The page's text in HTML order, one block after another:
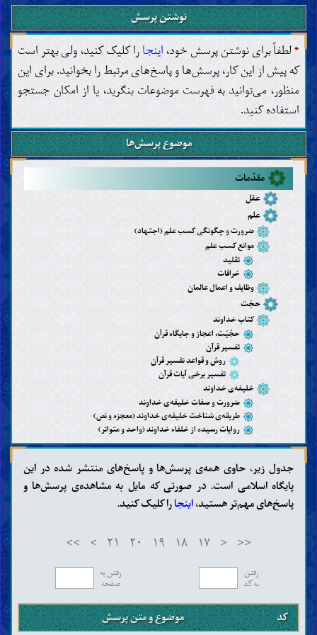
نوشتن پرسش
*لطفاً برای نوشتن پرسش خود، اینجارا کلیک کنید، ولی بهتر است
که پیش از این کار، پرسش‌ها و پاسخ‌های مرتبط را بخوانید. برای این
منظور، می‌توانید به فهرست موضوعات بنگرید، یا از امکان جستجو
استفاده کنید.
موضوع پرسش‌ها
مقدّمات
عقل
علم
ضرورت و چگونگی کسب علم (اجتهاد)
موانع کسب علم
تقلید
خرافات
وظایف و اعمال عالمان
حجّت
کتاب خداوند
حجّیّت، اعجاز و جایگاه قرآن
تفسیر قرآن
روش و قواعد تفسیر قرآن
تفسیر برخی آیات قرآن
خلیفه‌ی خداوند
ضرورت و صفات خلیفه‌ی خداوند
طریقه‌ی شناخت خلیفه‌ی خداوند (معجزه و نص)
روایات رسیده از خلفاء خداوند (واحد و متواتر)
عقاید
شناخت خداوند (وجود، صفات و افعال)
شناخت خلفاء خداوند
پیامبران
یاران و همسران پیامبر خاتم
مهدی
وجود مهدی و ویژگی‌های او
منصور و نهضت زمینه‌سازی برای ظهور مهدی
نشانه‌های ظهور مهدی و فتنه‌های آخر الزّمان
شناخت آخرت
جدول زیر، حاوی همه‌ی پرسش‌ها و پاسخ‌های منتشر شده در این
پایگاه اسلامی است. در صورتی که مایل به مشاهده‌ی پرسش‌ها و
پاسخ‌های مهم‌تر هستید،اینجارا کلیک کنید.
<<
< ۱۷ ۱۸ ۱۹ ۲۰ ۲۱ >
>>
رفتن
به کد
رفتن به
صفحه
کد موضوع و متن پرسش